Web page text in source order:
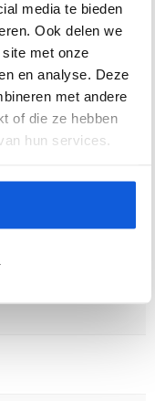
media te bieden
Ook delen we
met onze
en analyse. Deze
met andere
of die ze hebben
hun services.